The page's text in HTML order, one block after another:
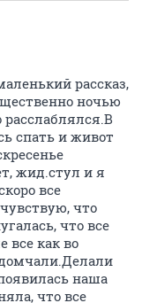
рассказ,
ночью
спать и живот
жид.стул и я
все
что
что все
все как во
наша
что все